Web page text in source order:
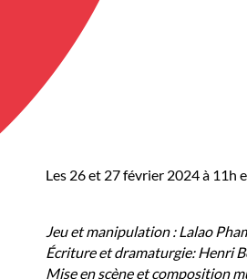
Les 26 et 27 février 2024 à 11h
Jeu et manipulation : Lalao
Écriture et dramaturgie: Henri
Mise en scène et composition